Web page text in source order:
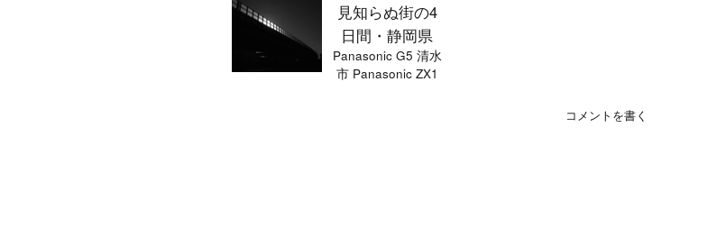
見知らぬ街の4
日間・静岡県
Panasonic G5 清水
市 Panasonic ZX1
コメントを書く